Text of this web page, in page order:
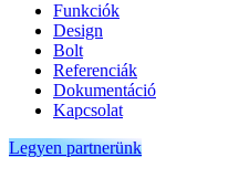
Funkciók
Design
Bolt
Referenciák
Dokumentáció
Kapcsolat
Legyen partnerünk